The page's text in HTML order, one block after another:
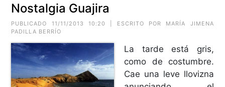
Nostalgia Guajira
PUBLICADO 11/11/2013 10:20 | ESCRITO POR MARÍA JIMENA
PADILLA BERRÍO
La tarde está gris,
como de costumbre.
Cae una leve llovizna